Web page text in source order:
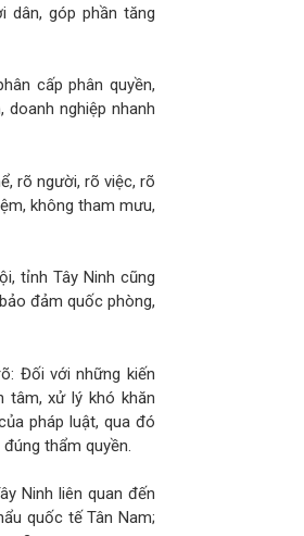
dân, góp phần tăng
cấp phân quyền,
nghiệp nhanh
rõ người, rõ việc, rõ
không tham mưu,
tỉnh Tây Ninh cũng
đảm quốc phòng,
Đối với những kiến
tâm, xử lý khó khăn
pháp luật, qua đó
thẩm quyền.
Ninh liên quan đến
quốc tế Tân Nam;